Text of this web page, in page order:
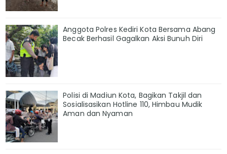
Anggota Polres Kediri Kota Bersama Abang
Becak Berhasil Gagalkan Aksi Bunuh Diri
Polisi di Madiun Kota, Bagikan Takjil dan
Sosialisasikan Hotline 110, Himbau Mudik
Aman dan Nyaman